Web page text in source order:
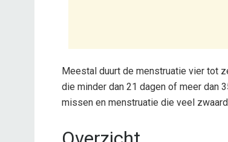
Meestal duurt de menstruatie vier tot
die minder dan 21 dagen of meer dan
missen en menstruatie die veel